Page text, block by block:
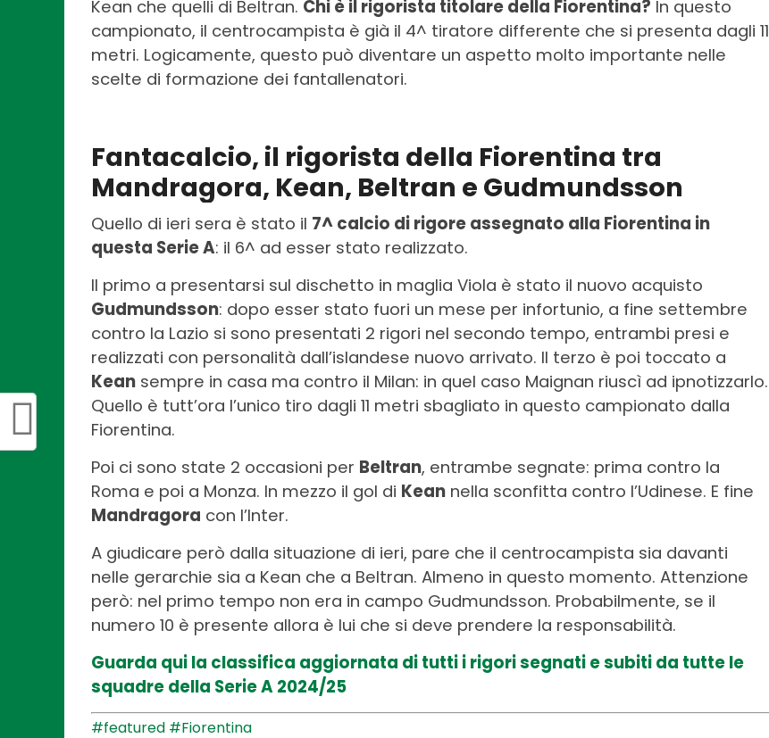
Kean che quelli di Beltran. Chi è il rigorista titolare della Fiorentina? In questo
campionato, il centrocampista è già il 4^ tiratore differente che si presenta dagli 11
metri. Logicamente, questo può diventare un aspetto molto importante nelle
scelte di formazione dei fantallenatori.
Fantacalcio, il rigorista della Fiorentina tra
Mandragora, Kean, Beltran e Gudmundsson
Quello di ieri sera è stato il 7^ calcio di rigore assegnato alla Fiorentina in
questa Serie A: il 6^ ad esser stato realizzato.
Il primo a presentarsi sul dischetto in maglia Viola è stato il nuovo acquisto
Gudmundsson: dopo esser stato fuori un mese per infortunio, a fine settembre
contro la Lazio si sono presentati 2 rigori nel secondo tempo, entrambi presi e
realizzati con personalità dall’islandese nuovo arrivato. Il terzo è poi toccato a
Kean sempre in casa ma contro il Milan: in quel caso Maignan riuscì ad ipnotizzarlo.
Quello è tutt’ora l’unico tiro dagli 11 metri sbagliato in questo campionato dalla
Fiorentina.
Poi ci sono state 2 occasioni per Beltran, entrambe segnate: prima contro la
Roma e poi a Monza. In mezzo il gol di Kean nella sconfitta contro l’Udinese. E fine
Mandragora con l’Inter.
A giudicare però dalla situazione di ieri, pare che il centrocampista sia davanti
nelle gerarchie sia a Kean che a Beltran. Almeno in questo momento. Attenzione
però: nel primo tempo non era in campo Gudmundsson. Probabilmente, se il
numero 10 è presente allora è lui che si deve prendere la responsabilità.
Guarda qui la classifica aggiornata di tutti i rigori segnati e subiti da tutte le
squadre della Serie A 2024/25
#featured #Fiorentina